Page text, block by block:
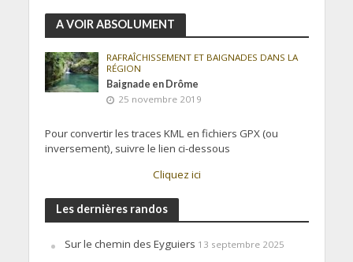
A VOIR ABSOLUMENT
RAFRAÎCHISSEMENT ET BAIGNADES DANS LA
RÉGION
Baignade en Drôme
25 novembre 2019
Pour convertir les traces KML en fichiers GPX (ou
inversement), suivre le lien ci-dessous
Cliquez ici
Les dernières randos
Sur le chemin des Eyguiers 13 septembre 2025